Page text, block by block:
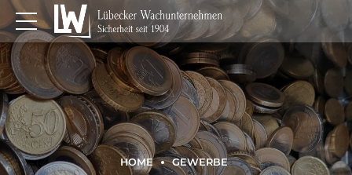
HOME GEWERBE